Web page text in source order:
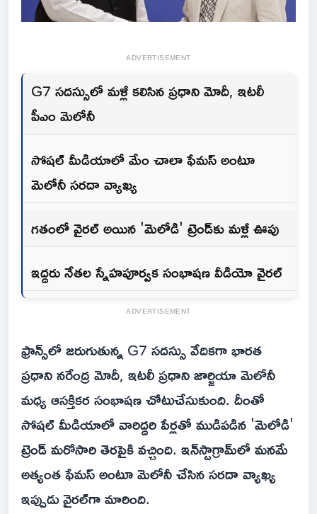
ADVERTISEMENT
G7 సదస్సులో మళ్లీ కలిసిన ప్రధాని మోదీ, ఇటలీ
పీఎం మెలోనీ
సోషల్ మీడియాలో మేం చాలా ఫేమస్ అంటూ
మెలోనీ సరదా వ్యాఖ్య
గతంలో వైరల్ అయిన 'మెలోడి' ట్రెండ్‌కు మళ్లీ ఊపు
ఇద్దరు నేతల స్నేహపూర్వక సంభాషణ వీడియో వైరల్
ADVERTISEMENT
ఫ్రాన్స్‌లో జరుగుతున్న G7 సదస్సు వేదికగా భారత
ప్రధాని నరేంద్ర మోదీ, ఇటలీ ప్రధాని జార్జియా మెలోనీ
మధ్య ఆసక్తికర సంభాషణ చోటుచేసుకుంది. దీంతో
సోషల్ మీడియాలో వారిద్దరి పేర్లతో ముడిపడిన 'మెలోడి'
ట్రెండ్ మరోసారి తెరపైకి వచ్చింది. ఇన్‌స్టాగ్రామ్‌లో మనమే
అత్యంత ఫేమస్ అంటూ మెలోనీ చేసిన సరదా వ్యాఖ్య
ఇప్పుడు వైరల్‌గా మారింది.